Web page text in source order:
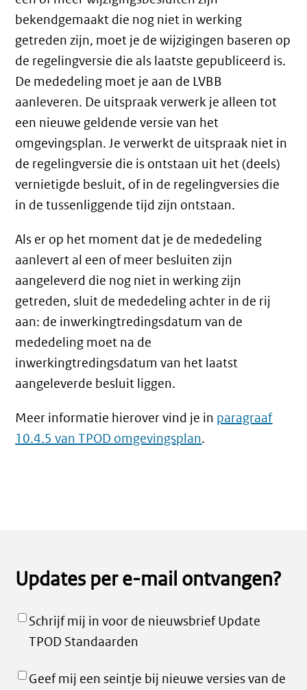
bekendgemaakt die nog niet in werking
getreden zijn, moet je de wijzigingen baseren op
de regelingversie die als laatste gepubliceerd is.
De mededeling moet je aan de LVBB
aanleveren. De uitspraak verwerk je alleen tot
een nieuwe geldende versie van het
omgevingsplan. Je verwerkt de uitspraak niet in
de regelingversie die is ontstaan uit het (deels)
vernietigde besluit, of in de regelingversies die
in de tussenliggende tijd zijn ontstaan.
Als er op het moment dat je de mededeling
aanlevert al een of meer besluiten zijn
aangeleverd die nog niet in werking zijn
getreden, sluit de mededeling achter in de rij
aan: de inwerkingtredingsdatum van de
mededeling moet na de
inwerkingtredingsdatum van het laatst
aangeleverde besluit liggen.
Meer informatie hierover vind je in paragraaf
10.4.5 van TPOD omgevingsplan.
Updates per e-mail ontvangen?
Schrijf mij in voor de nieuwsbrief Update
TPOD Standaarden
Geef mij een seintje bij nieuwe versies van de